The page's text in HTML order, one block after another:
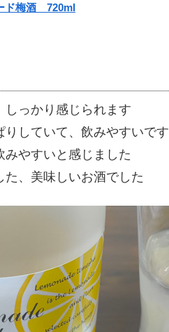
ド梅酒 720ml
しっかり感じられます
していて、飲みやすいです
みやすいと感じました
、美味しいお酒でした